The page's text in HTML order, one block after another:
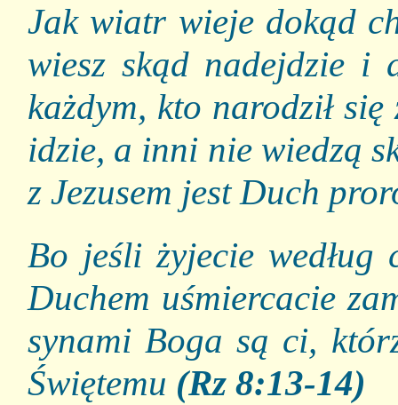
Jak wiatr wieje dokąd
wiesz skąd nadejdzie i
każdym, kto narodził
idzie, a inni nie wiedzą
z Jezusem jest Duch
Bo jeśli żyjecie
Duchem uśmiercacie
synami Boga są ci,
Świętemu (Rz 8:13-14)